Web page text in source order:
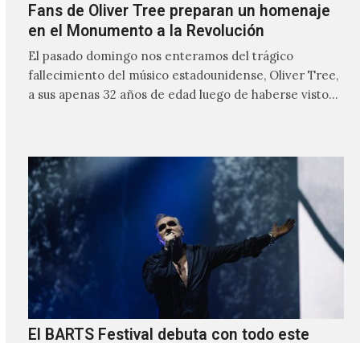
Fans de Oliver Tree preparan un homenaje
en el Monumento a la Revolución
El pasado domingo nos enteramos del trágico
fallecimiento del músico estadounidense, Oliver Tree,
a sus apenas 32 años de edad luego de haberse visto
El BARTS Festival debuta con todo este